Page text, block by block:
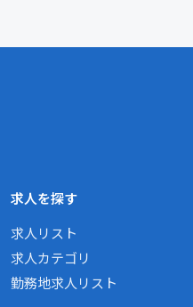
求人を探す
求人リスト
求人カテゴリ
勤務地求人リスト